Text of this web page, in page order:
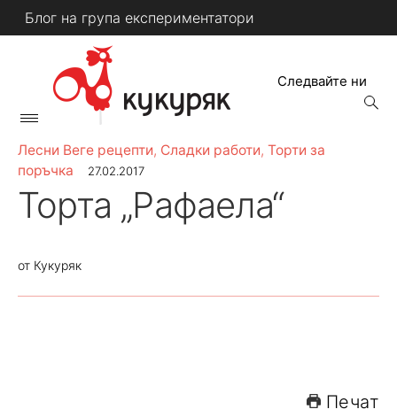
Skip
to
Блог на група експериментатори
Primary
КУКУРЯК
Следвайте ни
open
Лесни Веге рецепти, Сладки работи, Торти за
поръчка
27.02.2017
Торта „Рафаела“
от Кукуряк
Печат